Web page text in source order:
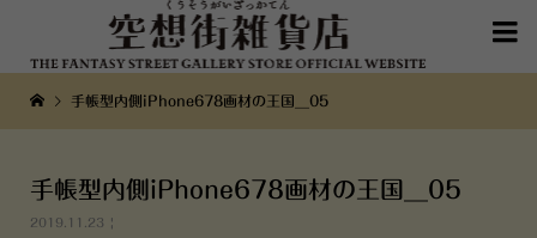

手帳型内側iPhone678画材の王国__05
手帳型内側iPhone678画材の王国__05
2019.11.23